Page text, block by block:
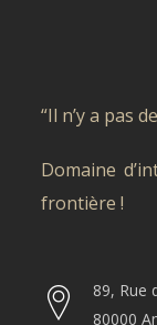
“Il n’y a pas
Domaine
frontière !
89, Rue
80000